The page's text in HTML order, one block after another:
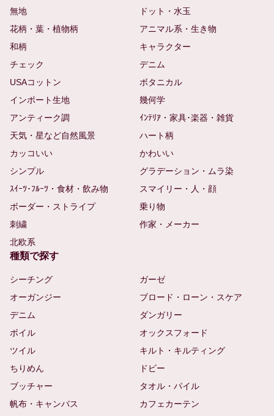
無地
ドット・水玉
花柄・葉・植物柄
アニマル系・生き物
和柄
キャラクター
チェック
デニム
USAコットン
ボタニカル
インポート生地
幾何学
アンティーク調
ｲﾝﾃﾘｱ・家具･楽器・雑貨
天気・星など自然風景
ハート柄
カッコいい
かわいい
シンプル
グラデーション・ムラ染
ｽｲｰﾂ･ﾌﾙｰﾂ・食材・飲み物
スマイリー・人・顔
ボーダー・ストライプ
乗り物
刺繍
作家・メーカー
北欧系
種類で探す
シーチング
ガーゼ
オーガンジー
ブロード・ローン・スケア
デニム
ダンガリー
ボイル
オックスフォード
ツイル
キルト・キルティング
ちりめん
ドビー
ブッチャー
タオル・パイル
帆布・キャンバス
カフェカーテン